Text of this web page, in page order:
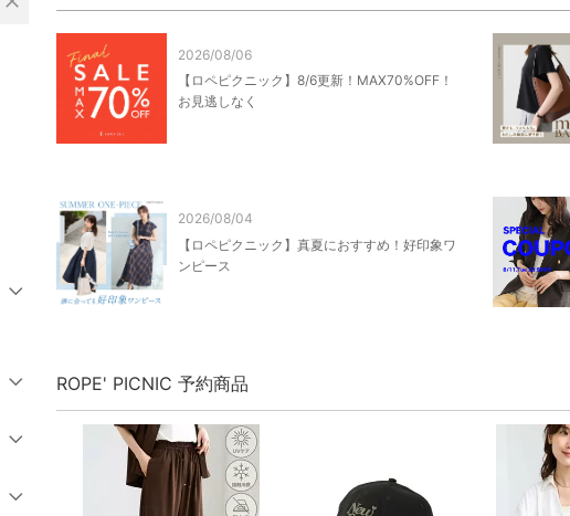
2026/08/06
【ロペピクニック】8/6更新！MAX70%OFF！
お見逃しなく
2026/08/04
【ロペピクニック】真夏におすすめ！好印象ワ
ンピース
ROPE' PICNIC 予約商品